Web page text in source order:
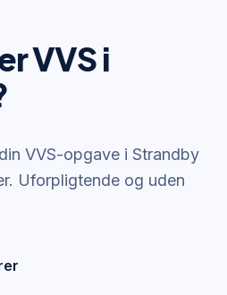
VVS i
VVS-opgave i Strandby
Uforpligtende og uden